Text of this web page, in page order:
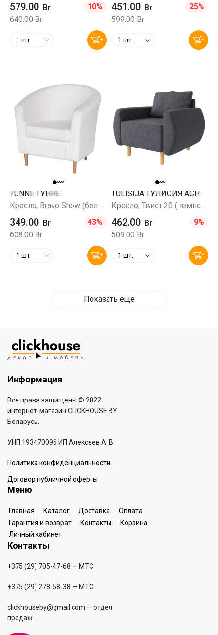
579.00 Br
10%
640.00 Br
1 шт.
451.00 Br
25%
599.00 Br
1 шт.
TUNNE ТУННЕ
349.00 Br
43%
608.00 Br
1 шт.
TULISIJA ТУЛИСИЯ ACH
462.00 Br
9%
509.00 Br
1 шт.
Показать еще
Информация
Все права защищены © 2022
интернет-магазин CLICKHOUSE.BY
Беларусь.
УНП 193470096 ИП Алексеев А. В.
Политика конфиденциальности
Договор публичной оферты
Меню
Главная Каталог Доставка
Оплата
Гарантия и возврат
Контакты
Корзина
Личный кабинет
Контакты
+375 (29) 705-47-68 — МТС
+375 (29) 278-58-38 — МТС
clickhouseby@gmail.com — отдел
продаж